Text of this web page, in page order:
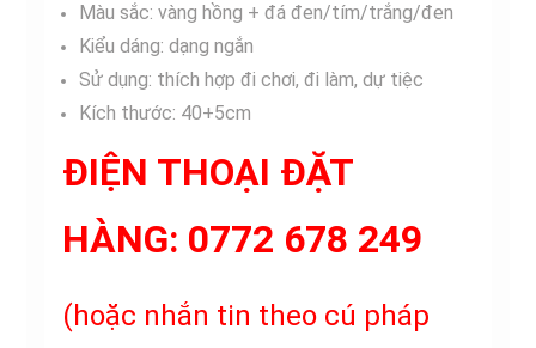
Màu sắc: vàng hồng + đá đen/tím/trắng/đen
Kiểu dáng: dạng ngắn
Sử dụng: thích hợp đi chơi, đi làm, dự tiệc
Kích thước: 40+5cm
ĐIỆN THOẠI ĐẶT
HÀNG: 0772 678 249
(hoặc nhắn tin theo cú pháp